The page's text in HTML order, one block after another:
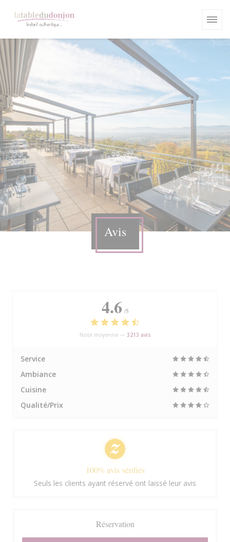
Avis
4.6 /5
Note moyenne — 3213 avis
Service
Ambiance
Cuisine
Qualité/Prix
100% avis vérifiés
Seuls les clients ayant réservé ont laissé leur avis
Réservation